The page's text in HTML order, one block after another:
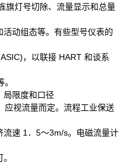
旗灯号切除、流量显示和总量
动组态等。有些型号仪表的
，以联接 HART 和谈系
。
局限度和口径
视流量而定。流程工业保送
流速 1．5～3m/s。电磁流量计